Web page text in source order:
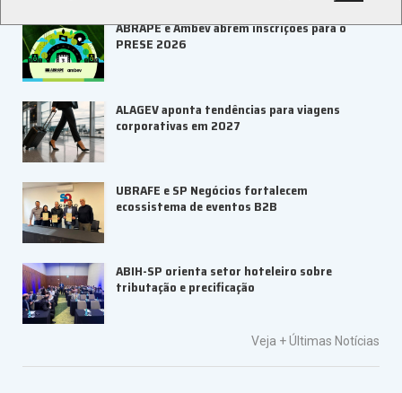
ABRAPE e Ambev abrem inscrições para o
PRESE 2026
ALAGEV aponta tendências para viagens
corporativas em 2027
UBRAFE e SP Negócios fortalecem
ecossistema de eventos B2B
ABIH-SP orienta setor hoteleiro sobre
tributação e precificação
Veja +Últimas Notícias